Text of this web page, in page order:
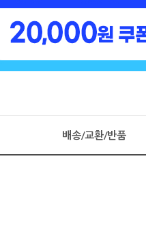
배송/교환/반품